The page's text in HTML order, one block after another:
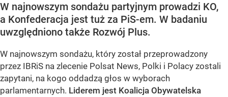
W najnowszym sondażu partyjnym prowadzi KO,
a Konfederacja jest tuż za PiS-em. W badaniu
uwzględniono także Rozwój Plus.
W najnowszym sondażu, który został przeprowadzony
przez IBRiS na zlecenie Polsat News, Polki i Polacy zostali
zapytani, na kogo oddadzą głos w wyborach
parlamentarnych. Liderem jest Koalicja Obywatelska